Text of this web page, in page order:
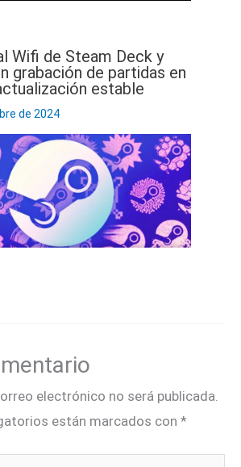
Wifi de Steam Deck y
grabación de partidas en
estable
de 2024
electrónico no será publicada.
están marcados con *